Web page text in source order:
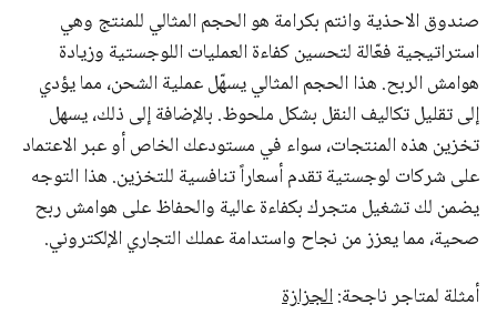
صندوق الاحذية وانتم بكرامة هو الحجم المثالي للمنتج وهي
استراتيجية فعّالة لتحسين كفاءة العمليات اللوجستية وزيادة
هوامش الربح. هذا الحجم المثالي يسهّل عملية الشحن، مما يؤدي
إلى تقليل تكاليف النقل بشكل ملحوظ. بالإضافة إلى ذلك، يسهل
تخزين هذه المنتجات، سواء في مستودعك الخاص أو عبر الاعتماد
على شركات لوجستية تقدم أسعاراً تنافسية للتخزين. هذا التوجه
يضمن لك تشغيل متجرك بكفاءة عالية والحفاظ على هوامش ربح
صحية، مما يعزز من نجاح واستدامة عملك التجاري الإلكتروني.
أمثلة لمتاجر ناجحة:الجزازة